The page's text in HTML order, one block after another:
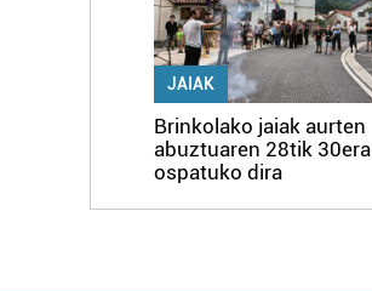
JAIAK
Brinkolako jaiak aurten
abuztuaren 28tik 30era
ospatuko dira